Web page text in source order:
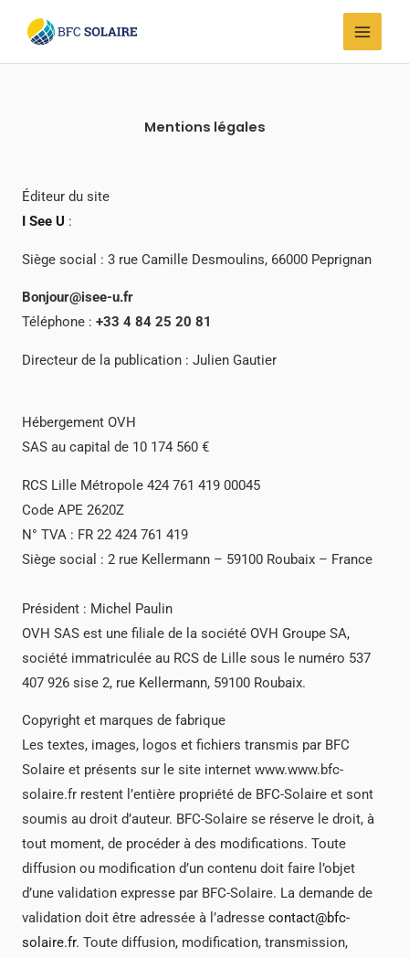
contenu
Mentions légales
Éditeur du site
I See U :
Siège social : 3 rue Camille Desmoulins, 66000 Peprignan
Bonjour@isee-u.fr
Téléphone : +33 4 84 25 20 81
Directeur de la publication : Julien Gautier
Hébergement OVH
SAS au capital de 10 174 560 €
RCS Lille Métropole 424 761 419 00045
Code APE 2620Z
N° TVA : FR 22 424 761 419
Siège social : 2 rue Kellermann – 59100 Roubaix – France
Président : Michel Paulin
OVH SAS est une filiale de la société OVH Groupe SA,
société immatriculée au RCS de Lille sous le numéro 537
407 926 sise 2, rue Kellermann, 59100 Roubaix.
Copyright et marques de fabrique
Les textes, images, logos et fichiers transmis par BFC
Solaire et présents sur le site internet www.www.bfc-
solaire.fr restent l’entière propriété de BFC-Solaire et sont
soumis au droit d’auteur. BFC-Solaire se réserve le droit, à
tout moment, de procéder à des modifications. Toute
diffusion ou modification d’un contenu doit faire l’objet
d’une validation expresse par BFC-Solaire. La demande de
validation doit être adressée à l’adresse contact@bfc-
solaire.fr. Toute diffusion, modification, transmission,